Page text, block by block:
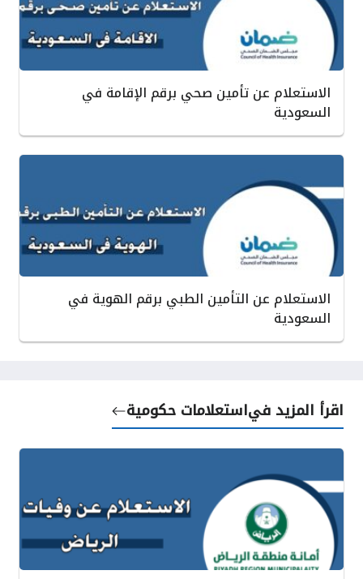
الاستعلام عن تأمين صحي برقم الإقامة في
السعودية
الاستعلام عن التأمين الطبي برقم الهوية في
السعودية
اقرأ المزيد فياستعلامات حكومية